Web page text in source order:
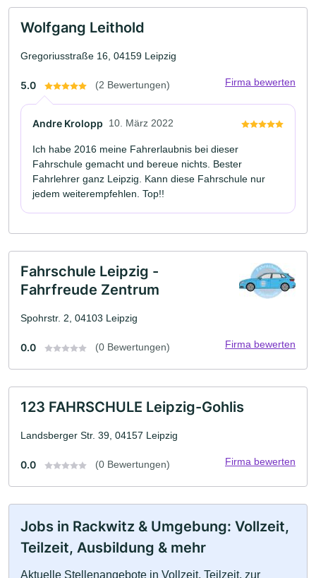
Wolfgang Leithold
Gregoriusstraße 16, 04159 Leipzig
5.0 (2 Bewertungen) Firma bewerten
Andre Krolopp 10. März 2022
Ich habe 2016 meine Fahrerlaubnis bei dieser
Fahrschule gemacht und bereue nichts. Bester
Fahrlehrer ganz Leipzig. Kann diese Fahrschule nur
jedem weiterempfehlen. Top!!
Fahrschule Leipzig -
Fahrfreude Zentrum
Spohrstr. 2, 04103 Leipzig
0.0 (0 Bewertungen) Firma bewerten
123 FAHRSCHULE Leipzig-Gohlis
Landsberger Str. 39, 04157 Leipzig
0.0 (0 Bewertungen) Firma bewerten
Jobs in Rackwitz & Umgebung: Vollzeit,
Teilzeit, Ausbildung & mehr
Aktuelle Stellenangebote in Vollzeit, Teilzeit, zur